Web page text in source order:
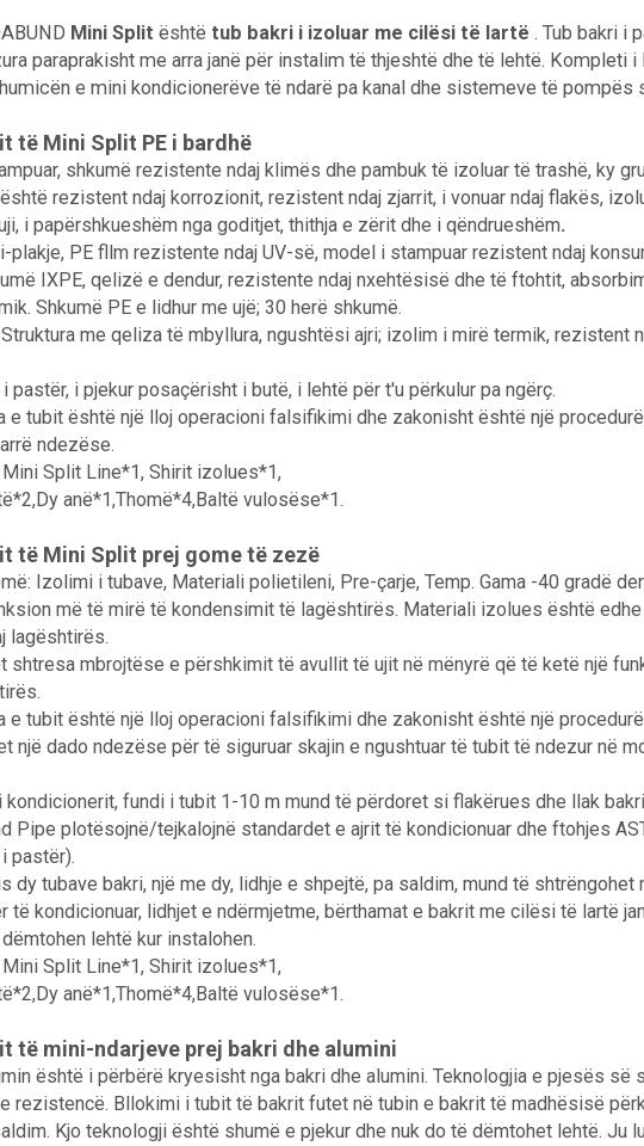
Mini Split është tub bakri i izoluar me cilësi të lartë . Tub bakri i
paraprakisht me arra janë për instalim të thjeshtë dhe të lehtë. Kompleti
e mini kondicionerëve të ndarë pa kanal dhe sistemeve të pompës
të Mini Split PE i bardhë
shkumë rezistente ndaj klimës dhe pambuk të izoluar të trashë, ky
rezistent ndaj korrozionit, rezistent ndaj zjarrit, i vonuar ndaj flakës,
i papërshkueshëm nga goditjet, thithja e zërit dhe i qëndrueshëm.
plakje, PE fllm rezistente ndaj UV-së, model i stampuar rezistent ndaj
IXPE, qelizë e dendur, rezistente ndaj nxehtësisë dhe të ftohtit,
Shkumë PE e lidhur me ujë; 30 herë shkumë.
me qeliza të mbyllura, ngushtësi ajri; izolim i mirë termik, rezistent
i pastër, i pjekur posaçërisht i butë, i lehtë për t'u përkulur pa ngërç.
e tubit është një lloj operacioni falsifikimi dhe zakonisht është një
ndezëse.
Split Line*1, Shirit izolues*1,
anë*1,Thomë*4,Baltë vulosëse*1.
të Mini Split prej gome të zezë
Izolimi i tubave, Materiali polietileni, Pre-çarje, Temp. Gama -40 gradë
më të mirë të kondensimit të lagështirës. Materiali izolues është
lagështirës.
shtresa mbrojtëse e përshkimit të avullit të ujit në mënyrë që të ketë një
e tubit është një lloj operacioni falsifikimi dhe zakonisht është një
një dado ndezëse për të siguruar skajin e ngushtuar të tubit të ndezur në
kondicionerit, fundi i tubit 1-10 m mund të përdoret si flakërues dhe llak
Pipe plotësojnë/tejkalojnë standardet e ajrit të kondicionuar dhe ftohjes
pastër).
dy tubave bakri, një me dy, lidhje e shpejtë, pa saldim, mund të shtrëngohet
të kondicionuar, lidhjet e ndërmjetme, bërthamat e bakrit me cilësi të lartë
lehtë kur instalohen.
Split Line*1, Shirit izolues*1,
anë*1,Thomë*4,Baltë vulosëse*1.
të mini-ndarjeve prej bakri dhe alumini
është i përbërë kryesisht nga bakri dhe alumini. Teknologjia e pjesës së
rezistencë. Bllokimi i tubit të bakrit futet në tubin e bakrit të madhësisë
Kjo teknologji është shumë e pjekur dhe nuk do të dëmtohet lehtë. Ju